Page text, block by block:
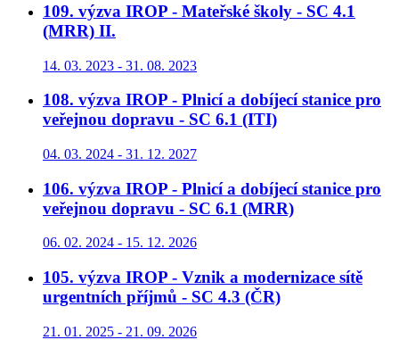
109. výzva IROP - Mateřské školy - SC 4.1
(MRR) II.
14. 03. 2023 - 31. 08. 2023
108. výzva IROP - Plnicí a dobíjecí stanice pro
veřejnou dopravu - SC 6.1 (ITI)
04. 03. 2024 - 31. 12. 2027
106. výzva IROP - Plnicí a dobíjecí stanice pro
veřejnou dopravu - SC 6.1 (MRR)
06. 02. 2024 - 15. 12. 2026
105. výzva IROP - Vznik a modernizace sítě
urgentních příjmů - SC 4.3 (ČR)
21. 01. 2025 - 21. 09. 2026